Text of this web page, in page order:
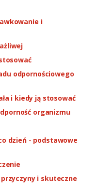
i
odpornościowego
i kiedy ją stosować
organizmu
dzień - podstawowe
i skuteczne